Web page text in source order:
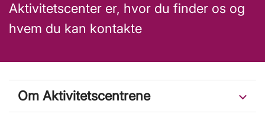
Aktivitetscenter er, hvor du finder os og
hvem du kan kontakte
Om Aktivitetscentrene